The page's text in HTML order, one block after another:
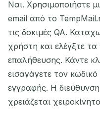
Ναι. Χρησιμοποιήστε
email από το
τις δοκιμές QA.
χρήστη και ελέγξτε
επαλήθευσης. Κάντε
εισαγάγετε τον
εγγραφής. Η
χρειάζεται